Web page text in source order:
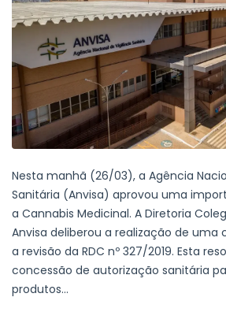
Nesta manhã (26/03), a Agência
Sanitária (Anvisa) aprovou uma
a Cannabis Medicinal. A Diretoria
Anvisa deliberou a realização de uma
a revisão da RDC nº 327/2019. Esta
concessão de autorização sanitária
produtos...